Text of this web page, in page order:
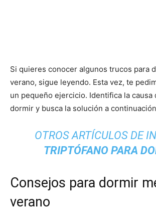
Si quieres conocer algunos trucos para
verano, sigue leyendo. Esta vez, te
un pequeño ejercicio. Identifica la causa
dormir y busca la solución a
OTROS ARTÍCULOS DE
TRIPTÓFANO PARA
Consejos para dormir
verano